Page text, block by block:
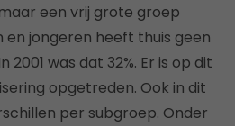
een vrij grote groep
en jongeren heeft thuis geen
was dat 32%. Er is op dit
opgetreden. Ook in dit
per subgroep. Onder